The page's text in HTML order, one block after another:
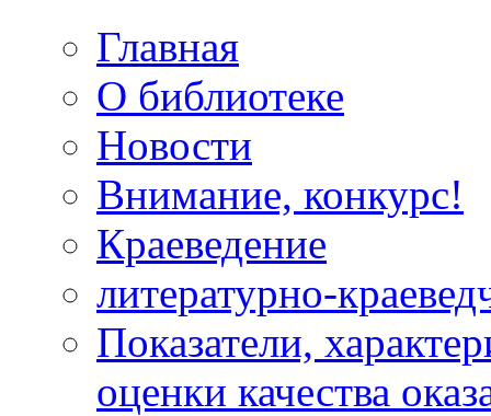
Главная
О библиотеке
Новости
Внимание, конкурс!
Краеведение
литературно-
Показатели,
оценки качества